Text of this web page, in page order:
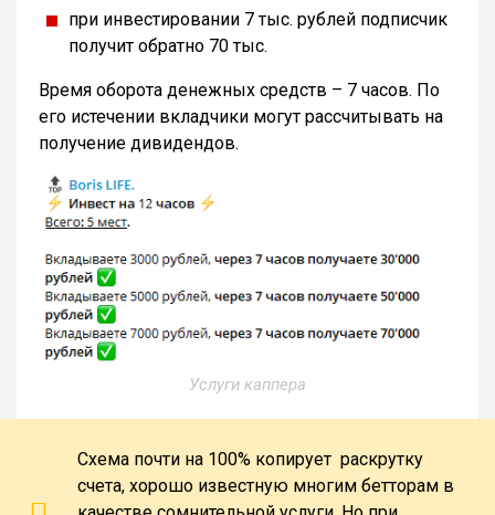
при инвестировании 7 тыс. рублей подписчик
получит обратно 70 тыс.
Время оборота денежных средств – 7 часов. По
его истечении вкладчики могут рассчитывать на
получение дивидендов.
Услуги каппера
Схема почти на 100% копирует раскрутку
счета, хорошо известную многим бетторам в